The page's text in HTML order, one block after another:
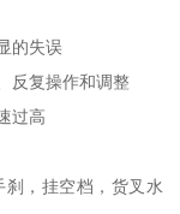
的失误
反复操作和调整
过高
刹，挂空档，货叉水